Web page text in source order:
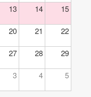
13 14 15
20 21 22
27 28 29
3 4 5